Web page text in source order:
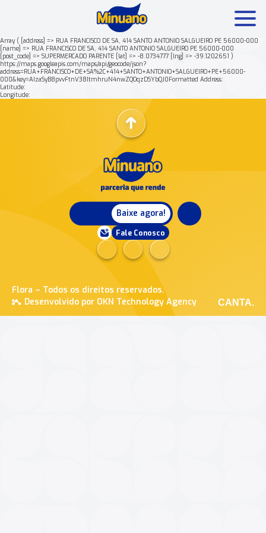
Array ( [address] => RUA FRANCISCO DE SA, 414 SANTO ANTONIO SALGUEIRO PE 56000-000
[name] => RUA FRANCISCO DE SA, 414 SANTO ANTONIO SALGUEIRO PE 56000-000
[post_code] => SUPERMERCADO PARENTE [lat] => -8.0734777 [lng] => -39.1202651 )
https://maps.googleapis.com/maps/api/geocode/json?
address=RUA+FRANCISCO+DE+SA%2C+414+SANTO+ANTONIO+SALGUEIRO+PE+56000-
000&key=AIzaSyB8pvvFtnV38ItmhruN4nwZQOqzDSYbQJ0Formatted Address:
Latitude:
Longitude:
Baixe agora!
Fale Conosco
Flora – Todos os direitos reservados.
Desenvolvido por OKN Technology Agency
CANTA.
Mais buscados: Produtos Minuano Rende +
Nossa história